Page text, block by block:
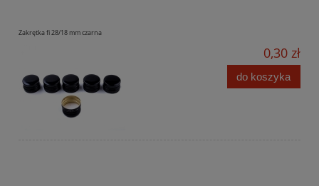
Zakrętka fi 28/18 mm czarna
0,30 zł
do koszyka